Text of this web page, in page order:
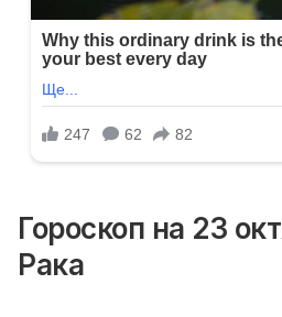
Гороскоп на 23
Рака